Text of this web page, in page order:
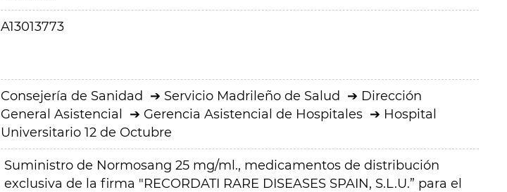
A13013773
Consejería de Sanidad Servicio Madrileño de Salud
Dirección
General Asistencial
Gerencia Asistencial de Hospitales
Hospital
Universitario 12 de Octubre
Suministro de Normosang 25 mg/ml., medicamentos de distribución
exclusiva de la firma "RECORDATI RARE DISEASES SPAIN, S.L.U.” para el